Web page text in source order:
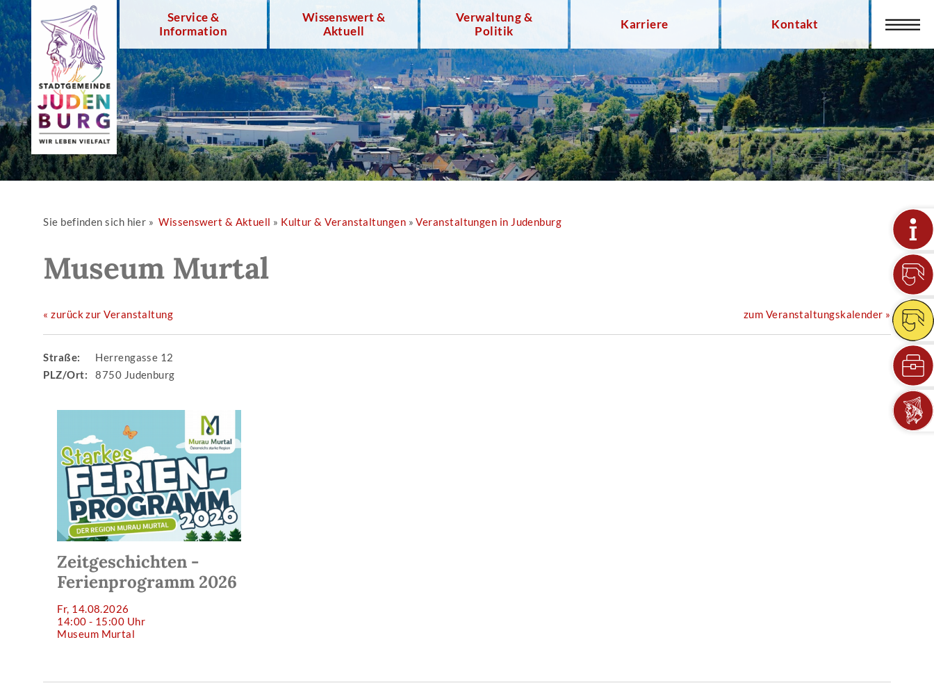
Service &
Information
Wissenswert &
Aktuell
Verwaltung &
Politik
Karriere Kontakt
Sie befinden sich hier »Wissenswert & Aktuell » Kultur & Veranstaltungen »Veranstaltungen in Judenburg
Museum Murtal
« zurück zur Veranstaltung zum Veranstaltungskalender »
Straße:
Herrengasse 12
PLZ/Ort:
8750 Judenburg
Zeitgeschichten -
Ferienprogramm 2026
Fr, 14.08.2026
14:00 - 15:00 Uhr
Museum Murtal